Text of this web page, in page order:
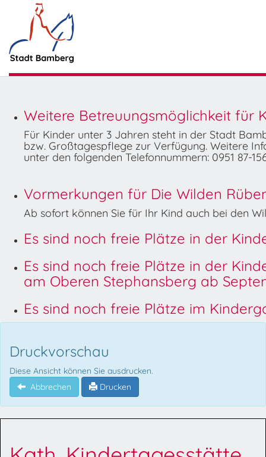
Weitere Betreuungsmöglichkeit für
Für Kinder unter 3 Jahren steht in der Stadt
bzw. Großtagespflege zur Verfügung. Weitere
unter den folgenden Telefonnummern: 0951 87-
Vormerkungen für Die Wilden
Ab sofort können Sie für Ihr Kind auch bei den
Es sind noch freie Plätze in der
Es sind noch freie Plätze in der
am Oberen Stephansberg ab
Es sind noch freie Plätze im
Druckvorschau
Diese Ansicht können Sie ausdrucken.
Abbrechen
Drucken